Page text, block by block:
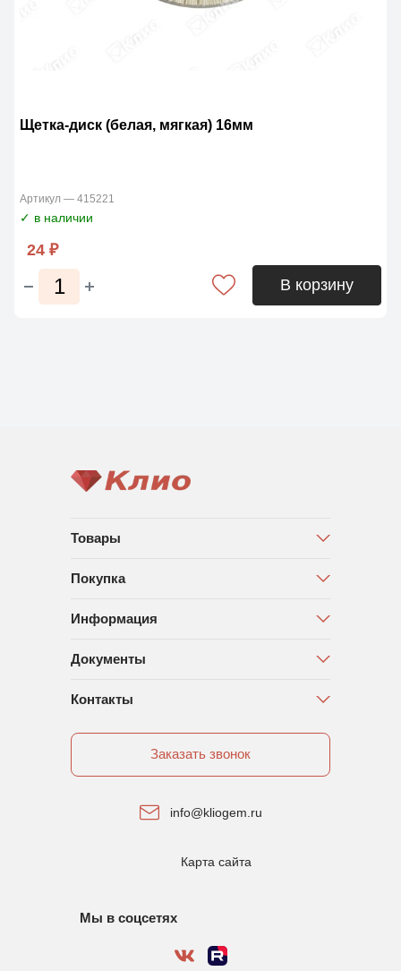
Щетка-диск (белая, мягкая) 16мм
Артикул — 415221
✓ в наличии
24 ₽
В корзину
Товары
Покупка
Информация
Документы
Контакты
Заказать звонок
info@kliogem.ru
Карта сайта
Мы в соцсетях